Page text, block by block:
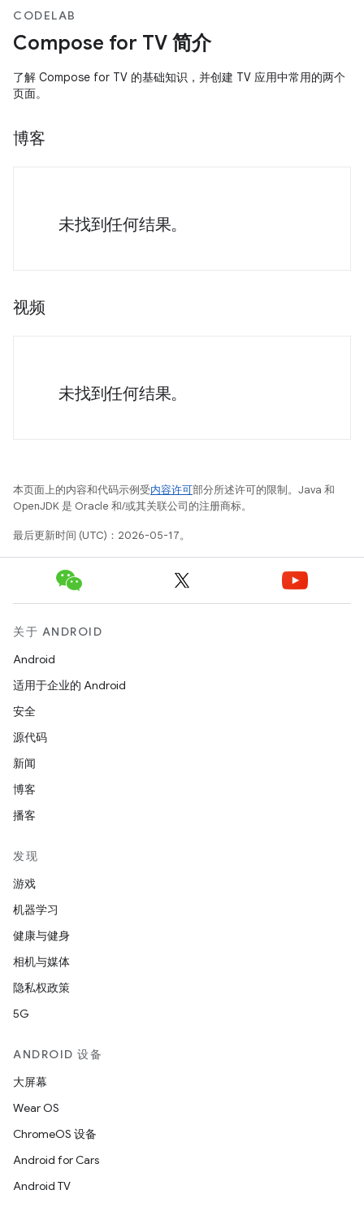
CODELAB
Compose for TV 简介
了解 Compose for TV 的基础知识，并创建 TV 应用中常用的两个
页面。
博客
未找到任何结果。
视频
未找到任何结果。
本页面上的内容和代码示例受内容许可部分所述许可的限制。Java 和
OpenJDK 是 Oracle 和/或其关联公司的注册商标。
最后更新时间 (UTC)：2026-05-17。
关于 ANDROID
Android
适用于企业的 Android
安全
源代码
新闻
博客
播客
发现
游戏
机器学习
健康与健身
相机与媒体
隐私权政策
5G
ANDROID 设备
大屏幕
Wear OS
ChromeOS 设备
Android for Cars
Android TV